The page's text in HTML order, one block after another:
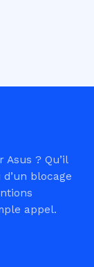
? Qu’il
d’un blocage
appel.